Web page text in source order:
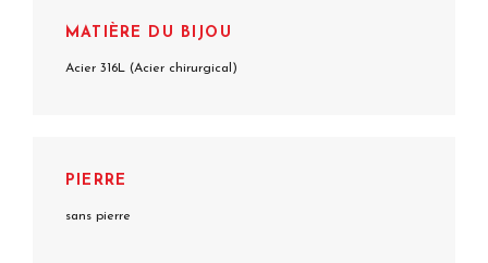
MATIÈRE DU BIJOU
Acier 316L (Acier chirurgical)
PIERRE
sans pierre